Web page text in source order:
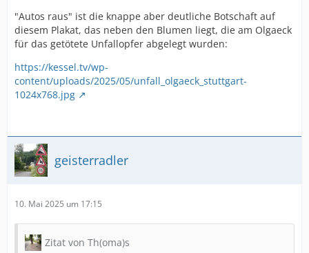
"Autos raus" ist die knappe aber deutliche Botschaft auf
diesem Plakat, das neben den Blumen liegt, die am Olgaeck
für das getötete Unfallopfer abgelegt wurden:
https://kessel.tv/wp-
content/uploads/2025/05/unfall_olgaeck_stuttgart-
1024x768.jpg
geisterradler
10. Mai 2025 um 17:15
Zitat von Th(oma)s